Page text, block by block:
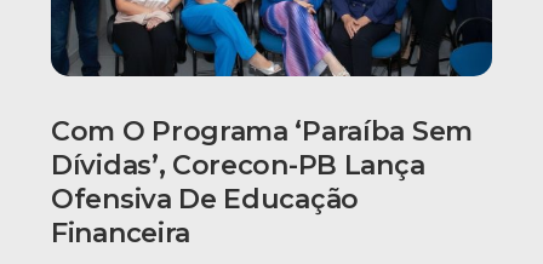
Com O Programa ‘Paraíba Sem
Dívidas’, Corecon-PB Lança
Ofensiva De Educação
Financeira